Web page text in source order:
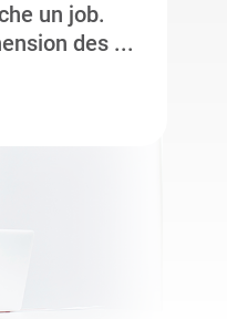
un job.
des ...